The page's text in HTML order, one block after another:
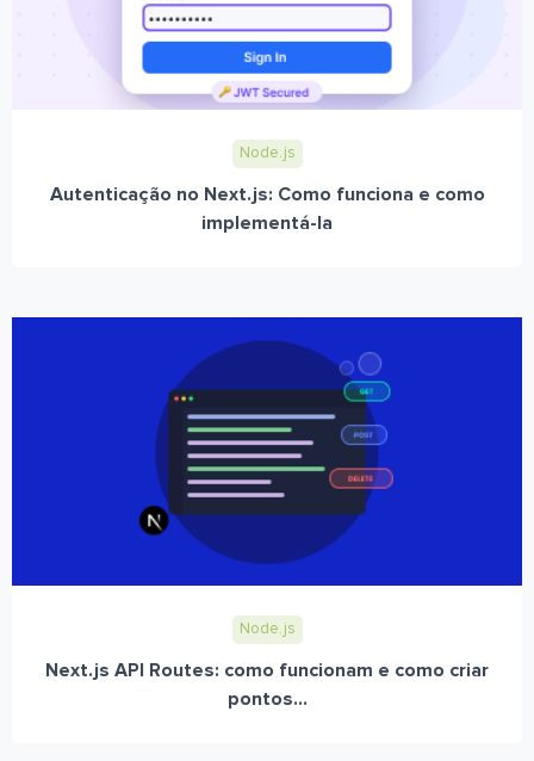
Node.js
Autenticação no Next.js: Como funciona e como
implementá-la
Node.js
Next.js API Routes: como funcionam e como criar
pontos...